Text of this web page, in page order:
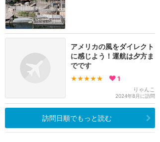
アメリカの風をダイレクト
に感じよう！運航は夕方ま
でです
★★★★★ 1
りゃんこ
2024年8月に訪問
訪問日順でもっと読む